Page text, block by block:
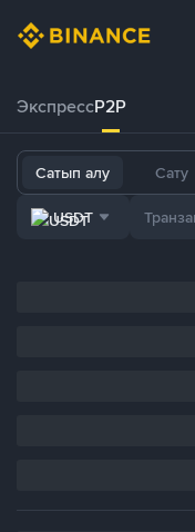
ЭкспрессP2P
Сатып алу Сату
USDT